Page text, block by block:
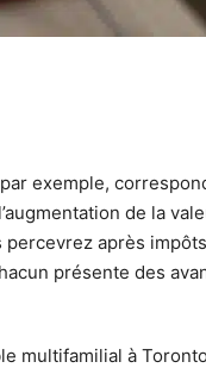
exemple,
de la
après
présente des
multifamilial à